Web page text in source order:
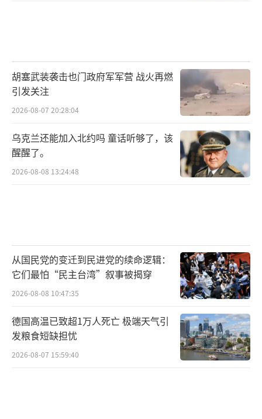
胡塞武装袭击也门政府军军营 战火再燃
引发关注
2026-08-07 20:28:04
乌克兰还能加入北约吗 童话听够了，该
醒醒了。
2026-08-08 13:24:48
从国民党的变迁到民进党的续命逻辑：
它们最怕“民主台湾”叙事被揭穿
2026-08-08 10:47:35
德国高温已致超1万人死亡 极端天气引
发粮食短缺担忧
2026-08-07 15:59:40